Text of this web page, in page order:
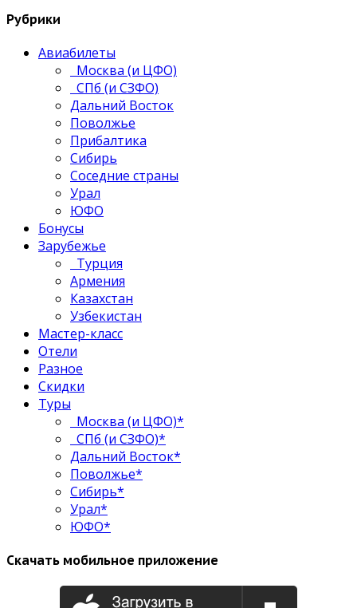
Рубрики
Авиабилеты
Москва (и ЦФО)
СПб (и СЗФО)
Дальний Восток
Поволжье
Прибалтика
Сибирь
Соседние страны
Урал
ЮФО
Бонусы
Зарубежье
Турция
Армения
Казахстан
Узбекистан
Мастер-класс
Отели
Разное
Скидки
Туры
Москва (и ЦФО)*
СПб (и СЗФО)*
Дальний Восток*
Поволжье*
Сибирь*
Урал*
ЮФО*
Скачать мобильное приложение